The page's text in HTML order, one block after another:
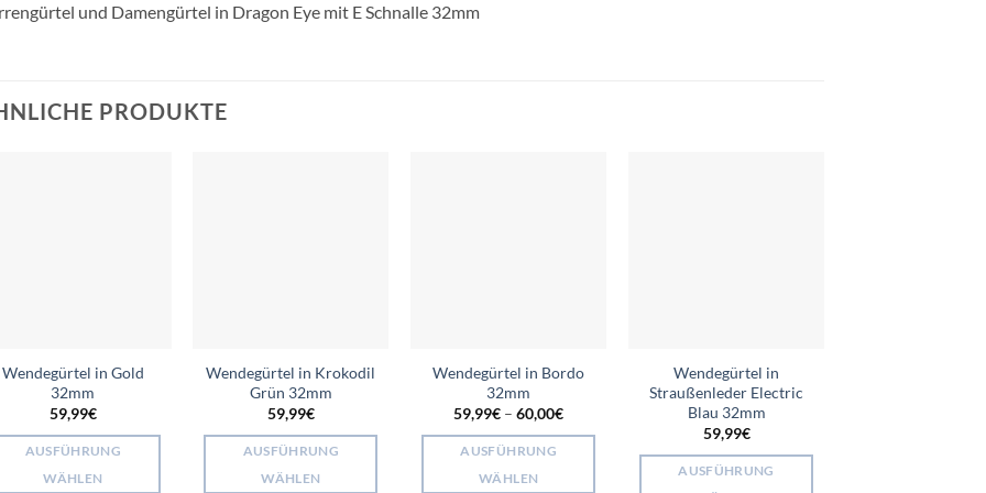
und Damengürtel in Dragon Eye mit E Schnalle 32mm
PRODUKTE
Wendegürtel in Gold
32mm
59,99€
AUSFÜHRUNG
WÄHLEN
Wendegürtel in Krokodil
Grün 32mm
59,99€
AUSFÜHRUNG
WÄHLEN
Wendegürtel in Bordo
32mm
59,99€ –60,00€
AUSFÜHRUNG
WÄHLEN
Wendegürtel in
Straußenleder Electric
Blau 32mm
59,99€
AUSFÜHRUNG